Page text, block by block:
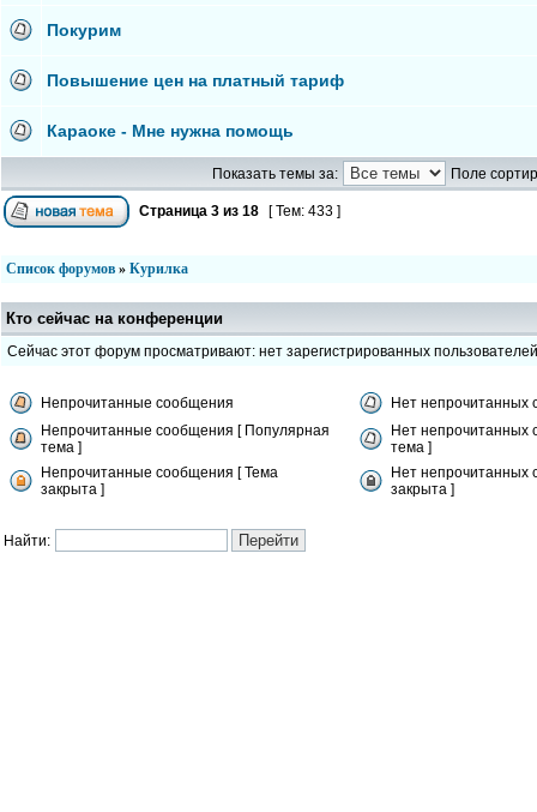
Покурим
Повышение цен на платный тариф
Караоке - Мне нужна помощь
Показать темы за: Поле
Страница 3 из 18 [ Тем: 433 ]
Список форумов » Курилка
Кто сейчас на конференции
Сейчас этот форум просматривают: нет зарегистрированных пользователей
Непрочитанные сообщения
Нет непрочитанных
Непрочитанные сообщения [ Популярная
тема ]
Нет непрочитанных
тема ]
Непрочитанные сообщения [ Тема
закрыта ]
Нет непрочитанных
закрыта ]
Найти: